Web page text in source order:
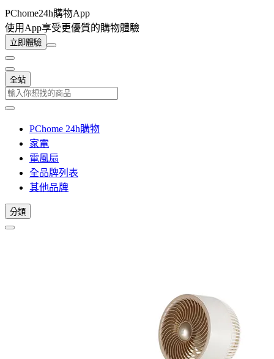
PChome24h購物App
使用App享受更優質的購物體驗
立即體驗
全站
PChome 24h購物
家電
電風扇
全品牌列表
其他品牌
分類